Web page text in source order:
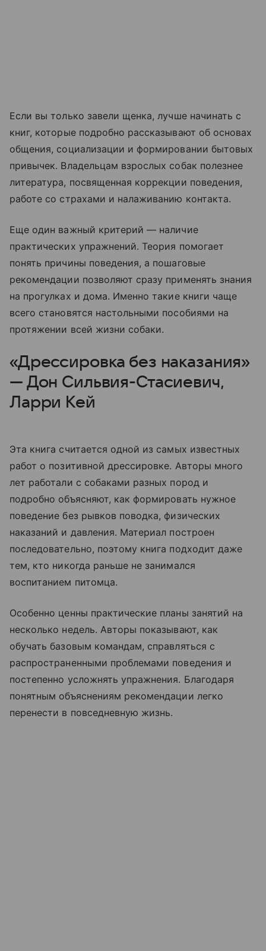
Если вы только завели щенка, лучше начинать с
книг, которые подробно рассказывают об основах
общения, социализации и формировании бытовых
привычек. Владельцам взрослых собак полезнее
литература, посвященная коррекции поведения,
работе со страхами и налаживанию контакта.
Еще один важный критерий — наличие
практических упражнений. Теория помогает
понять причины поведения, а пошаговые
рекомендации позволяют сразу применять знания
на прогулках и дома. Именно такие книги чаще
всего становятся настольными пособиями на
протяжении всей жизни собаки.
«Дрессировка без наказания»
— Дон Сильвия-Стасиевич,
Ларри Кей
Эта книга считается одной из самых известных
работ о позитивной дрессировке. Авторы много
лет работали с собаками разных пород и
подробно объясняют, как формировать нужное
поведение без рывков поводка, физических
наказаний и давления. Материал построен
последовательно, поэтому книга подходит даже
тем, кто никогда раньше не занимался
воспитанием питомца.
Особенно ценны практические планы занятий на
несколько недель. Авторы показывают, как
обучать базовым командам, справляться с
распространенными проблемами поведения и
постепенно усложнять упражнения. Благодаря
понятным объяснениям рекомендации легко
перенести в повседневную жизнь.